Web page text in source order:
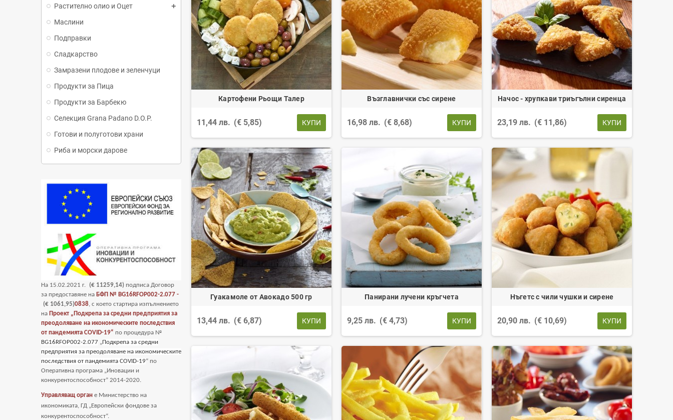
Растително олио и Оцет
Маслини
Подправки
Сладкарство
Замразени плодове и зеленчуци
Продукти за Пица
Продукти за Барбекю
Селекция Grana Padano D.O.P.
Готови и полуготови храни
Риба и морски дарове
На 15.02.2021 г. (€ 11259,14) подписа Договор
за предоставяне на БФП № BG16RFOP002-2.077 -
(€ 1061,95)0838, с което стартира изпълнението
на Проект „Подкрепа за средни предприятия за
преодоляване на икономическите последствия
от пандемията COVID-19“ по процедура №
BG16RFOP002-2.077 „Подкрепа за средни
предприятия за преодоляване на икономическите
последствия от пандемията COVID-19“ по
Оперативна програма „Иновации и
конкурентоспособност” 2014-2020.
Управляващ орган е Министерство на
икономиката, ГД „Европейски фондове за
конкурентоспособност“.
Картофени Рьощи Талер
11,44 лв. (€ 5,85) КУПИ
Възглавнички със сирене
16,98 лв. (€ 8,68) КУПИ
Начос - хрупкави триъгълни сиренца
23,19 лв. (€ 11,86) КУПИ
Гуакамоле от Авокадо 500 гр
13,44 лв. (€ 6,87) КУПИ
Панирани лучени кръгчета
9,25 лв. (€ 4,73) КУПИ
Нъгетс с чили чушки и сирене
20,90 лв. (€ 10,69) КУПИ